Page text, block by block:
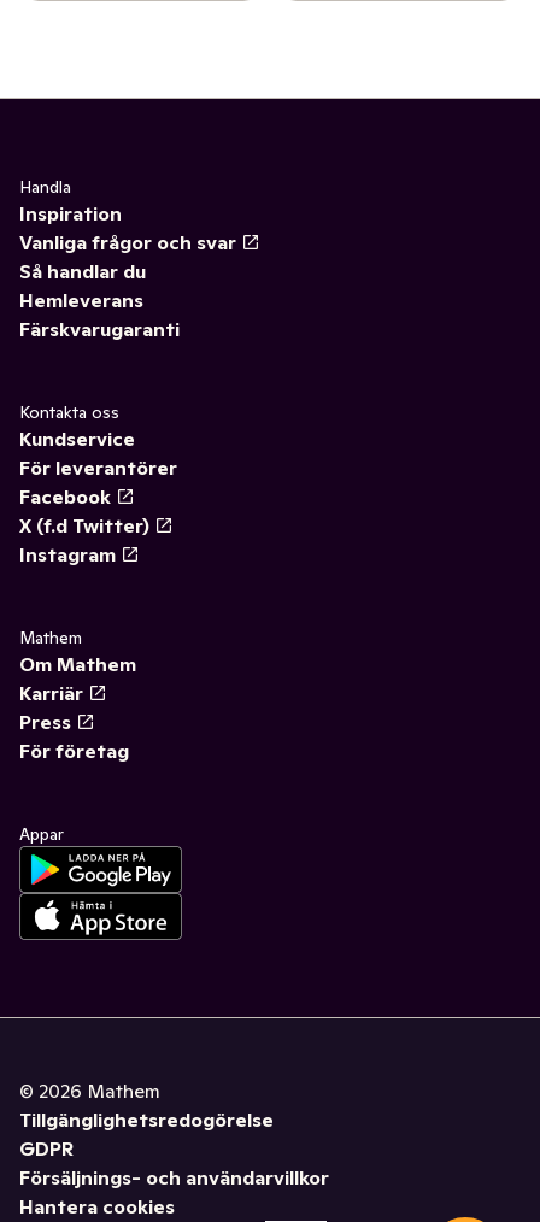
Handla
Inspiration
Vanliga frågor och svar
Så handlar du
Hemleverans
Färskvarugaranti
Kontakta oss
Kundservice
För leverantörer
Facebook
X (f.d Twitter)
Instagram
Mathem
Om Mathem
Karriär
Press
För företag
Appar
© 2026 Mathem
Tillgänglighetsredogörelse
GDPR
Försäljnings- och användarvillkor
Hantera cookies